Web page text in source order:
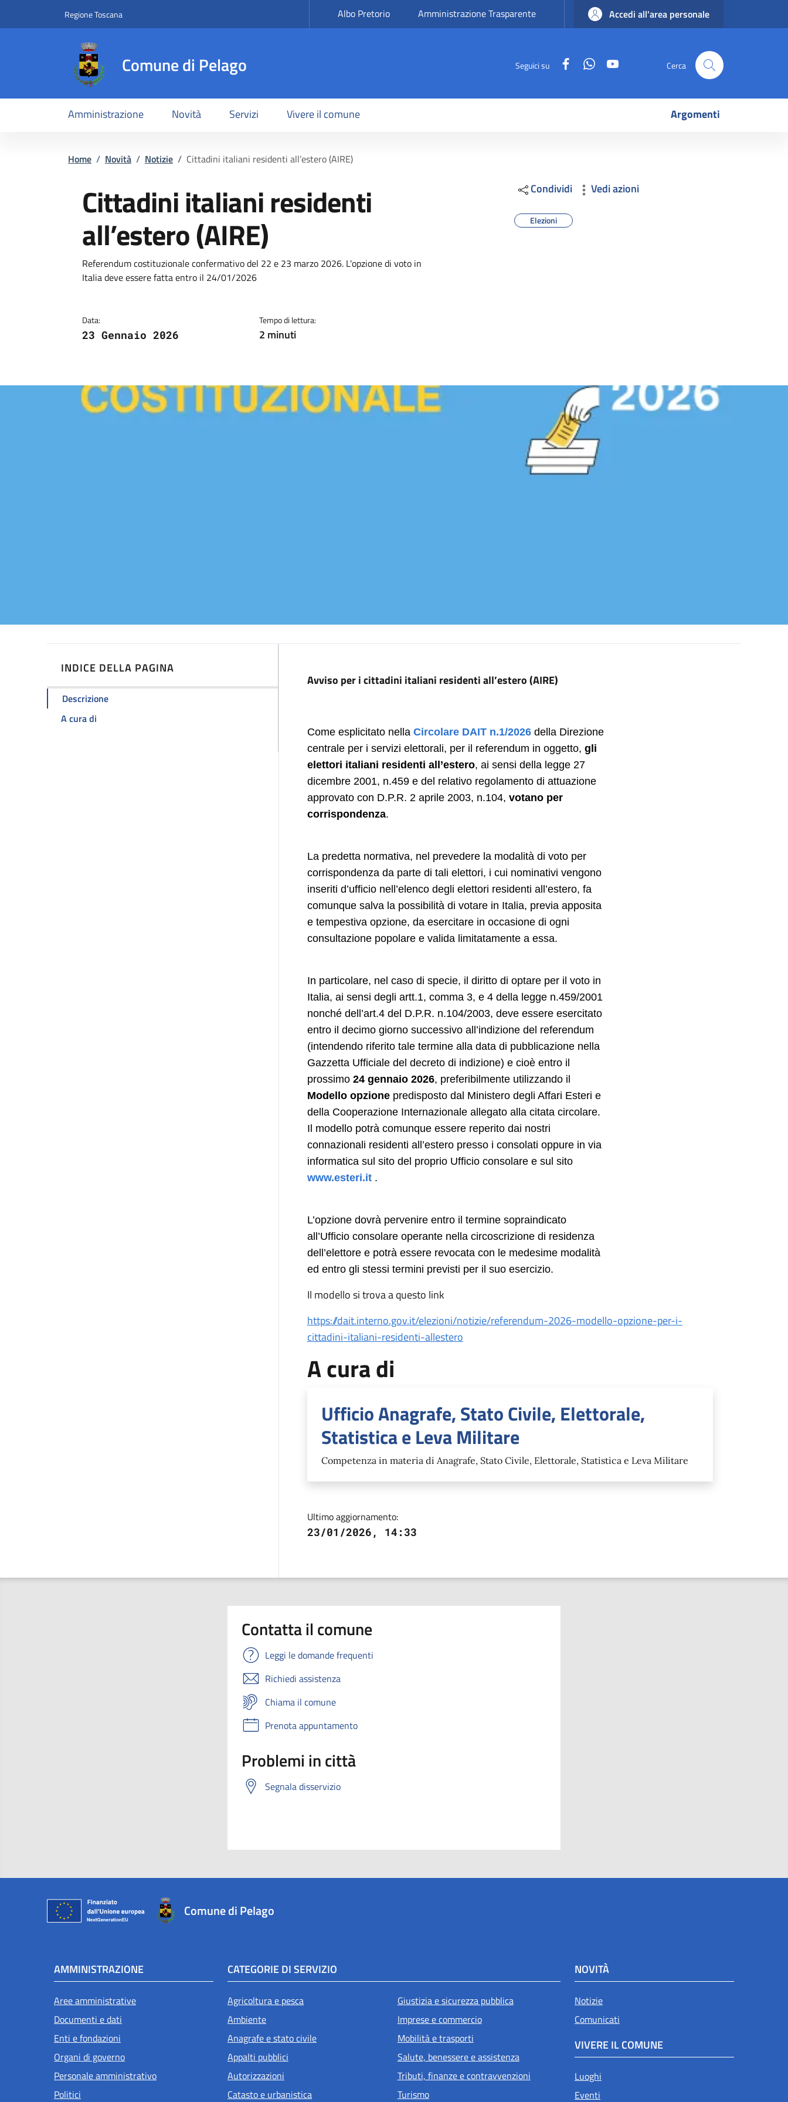
Regione ToscanaSlim top Albo Pretorio Amministrazione Trasparente Accedi all'area personale
Comune di Pelago Seguici su FacebookWhatsApp Cerca
Amministrazione Novità Servizi Vivere il comune Argomenti
Briciole di pane
Home / Novità / Notizie / Cittadini italiani residenti all’estero (AIRE)
Cittadini italiani residenti
all’estero (AIRE)
Dettagli
Descrizione breve
Referendum costituzionale confermativo del 22 e 23 marzo 2026. L'opzione di voto in
Italia deve essere fatta entro il 24/01/2026
Data:
23 Gennaio 2026
Tempo di lettura:
2 minuti
Condividi Vedi azioni
Elezioni
INDICE DELLA PAGINA
Descrizione
A cura di
Descrizione
Avviso per i cittadini italiani residenti all’estero (AIRE)
Come esplicitato nella Circolare DAIT n.1/2026della Direzione
centrale per i servizi elettorali, per il referendum in oggetto, gli
elettori italiani residenti all’estero, ai sensi della legge 27
dicembre 2001, n.459 e del relativo regolamento di attuazione
approvato con D.P.R. 2 aprile 2003, n.104, votano per
corrispondenza.
La predetta normativa, nel prevedere la modalità di voto per
corrispondenza da parte di tali elettori, i cui nominativi vengono
inseriti d’ufficio nell’elenco degli elettori residenti all’estero, fa
comunque salva la possibilità di votare in Italia, previa apposita
e tempestiva opzione, da esercitare in occasione di ogni
consultazione popolare e valida limitatamente a essa.
In particolare, nel caso di specie, il diritto di optare per il voto in
Italia, ai sensi degli artt.1, comma 3, e 4 della legge n.459/2001
nonché dell’art.4 del D.P.R. n.104/2003, deve essere esercitato
entro il decimo giorno successivo all’indizione del referendum
(intendendo riferito tale termine alla data di pubblicazione nella
Gazzetta Ufficiale del decreto di indizione) e cioè entro il
prossimo 24 gennaio 2026, preferibilmente utilizzando il
Modello opzionepredisposto dal Ministero degli Affari Esteri e
della Cooperazione Internazionale allegato alla citata circolare.
Il modello potrà comunque essere reperito dai nostri
connazionali residenti all’estero presso i consolati oppure in via
informatica sul sito del proprio Ufficio consolare e sul sito
www.esteri.it.
L’opzione dovrà pervenire entro il termine sopraindicato
all’Ufficio consolare operante nella circoscrizione di residenza
dell’elettore e potrà essere revocata con le medesime modalità
ed entro gli stessi termini previsti per il suo esercizio.
Il modello si trova a questo link
https://dait.interno.gov.it/elezioni/notizie/referendum-2026-modello-opzione-per-i-
cittadini-italiani-residenti-allestero
A cura di
Ufficio Anagrafe, Stato Civile, Elettorale,
Statistica e Leva Militare
Competenza in materia di Anagrafe, Stato Civile, Elettorale, Statistica e Leva Militare
Ultimo aggiornamento:
23/01/2026, 14:33
Contatta il comune
Leggi le domande frequenti
Richiedi assistenza
Chiama il comune
Prenota appuntamento
Problemi in città
Segnala disservizio
Comune di Pelago
AMMINISTRAZIONE
Aree amministrative
Documenti e dati
Enti e fondazioni
Organi di governo
Personale amministrativo
Politici
CATEGORIE DI SERVIZIO
Agricoltura e pesca
Ambiente
Anagrafe e stato civile
Appalti pubblici
Autorizzazioni
Catasto e urbanistica
Giustizia e sicurezza pubblica
Imprese e commercio
Mobilità e trasporti
Salute, benessere e assistenza
Tributi, finanze e contravvenzioni
Turismo
NOVITÀ
Notizie
Comunicati
VIVERE IL COMUNE
Luoghi
Eventi